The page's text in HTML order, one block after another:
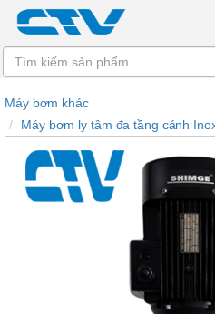
Máy bơm khác
Máy bơm ly tâm đa tầng cánh